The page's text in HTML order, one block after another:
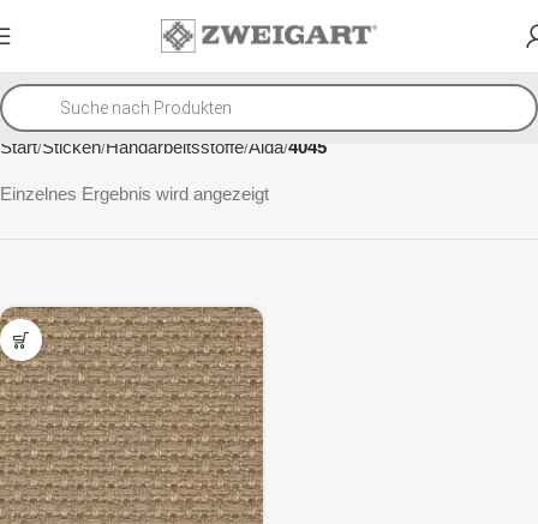
Start Sticken Handarbeitsstoffe Aida 4045
Einzelnes Ergebnis wird angezeigt